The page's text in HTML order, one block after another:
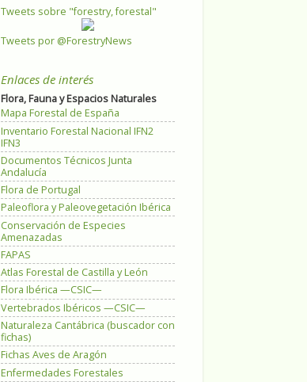
Tweets sobre "forestry, forestal"
Tweets por @ForestryNews
Enlaces de interés
Flora, Fauna y Espacios Naturales
Mapa Forestal de España
Inventario Forestal Nacional IFN2
IFN3
Documentos Técnicos Junta
Andalucía
Flora de Portugal
Paleoflora y Paleovegetación Ibérica
Conservación de Especies
Amenazadas
FAPAS
Atlas Forestal de Castilla y León
Flora Ibérica —CSIC—
Vertebrados Ibéricos —CSIC—
Naturaleza Cantábrica (buscador con
fichas)
Fichas Aves de Aragón
Enfermedades Forestales